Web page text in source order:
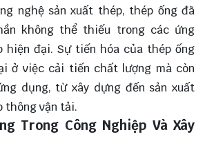
nghệ sản xuất thép, thép ống đã
không thể thiếu trong các ứng
hiện đại. Sự tiến hóa của thép ống
ở việc cải tiến chất lượng mà còn
dụng, từ xây dựng đến sản xuất
thông vận tải.
Trong Công Nghiệp Và Xây